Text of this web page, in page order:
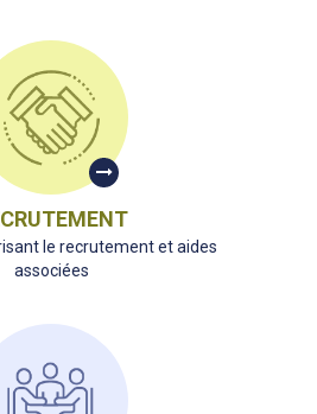
le recrutement et aides
associées